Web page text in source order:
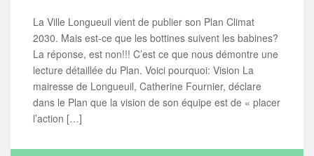
La Ville Longueuil vient de publier son Plan Climat
2030. Mais est-ce que les bottines suivent les babines?
La réponse, est non!!! C’est ce que nous démontre une
lecture détaillée du Plan. Voici pourquoi: Vision La
mairesse de Longueuil, Catherine Fournier, déclare
dans le Plan que la vision de son équipe est de « placer
l’action […]